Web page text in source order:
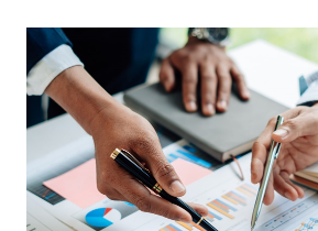
nominal frente ao dólar é o dinar
único dinar vale aproximadamente US$
[…]